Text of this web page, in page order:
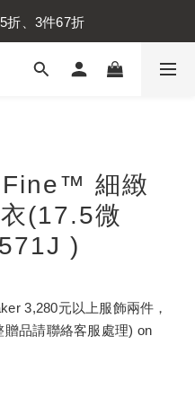
折、3件67折
折、3件67折
折、3件67折
細緻
(17.5微
)
3,280元以上服飾兩件，
品請聯絡客服處理) on